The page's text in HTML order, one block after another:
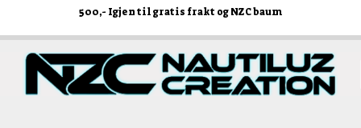
500,- Igjen til gratis frakt og NZC baum